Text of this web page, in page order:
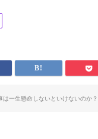
は一生懸命しないといけないのか？